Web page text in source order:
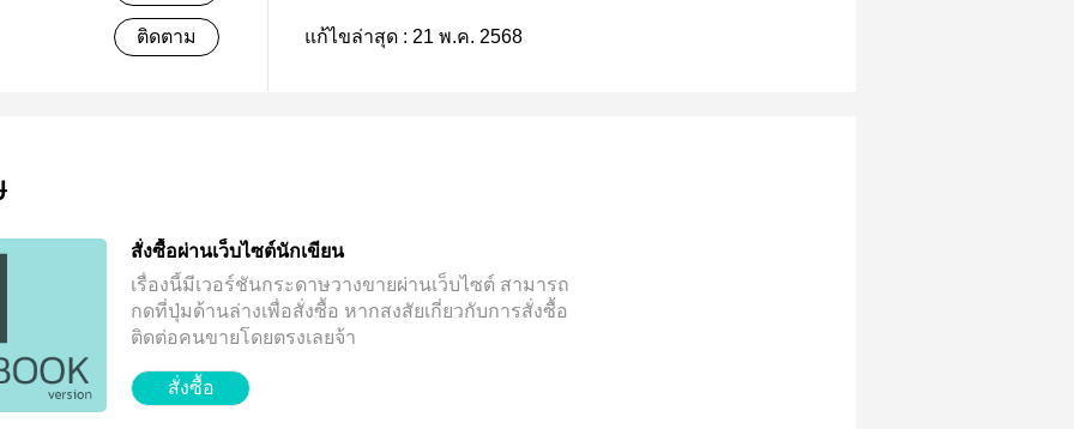
ติดตาม แก้ไขล่าสุด : 21 พ.ค. 2568
สั่งซื้อผ่านเว็บไซต์นักเขียน
เรื่องนี้มีเวอร์ชันกระดาษวางขายผ่านเว็บไซต์ สามารถ
กดที่ปุ่มด้านล่างเพื่อสั่งซื้อ หากสงสัยเกี่ยวกับการสั่งซื้อ
ติดต่อคนขายโดยตรงเลยจ้า
สั่งซื้อ